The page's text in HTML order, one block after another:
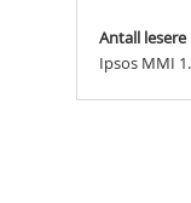
Antall lesere
Ipsos MMI